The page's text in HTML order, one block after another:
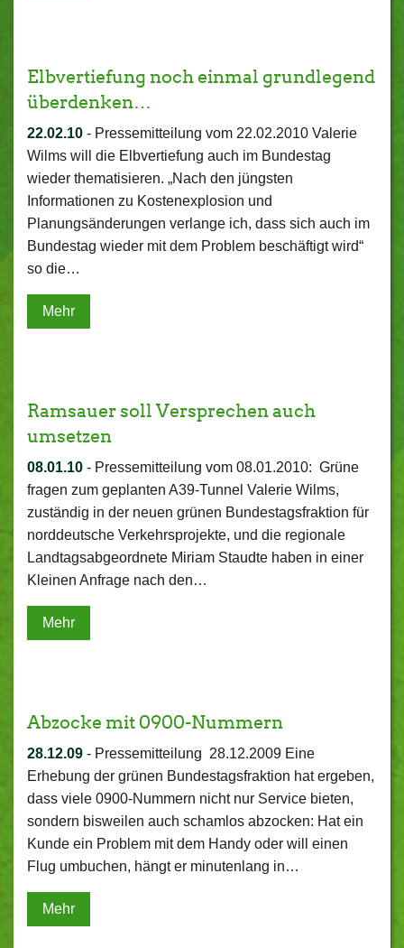
Elbvertiefung noch einmal grundlegend
überdenken…
22.02.10 - Pressemitteilung vom 22.02.2010 Valerie
Wilms will die Elbvertiefung auch im Bundestag
wieder thematisieren. „Nach den jüngsten
Informationen zu Kostenexplosion und
Planungsänderungen verlange ich, dass sich auch im
Bundestag wieder mit dem Problem beschäftigt wird“
so die…
Mehr
Ramsauer soll Versprechen auch
umsetzen
08.01.10 - Pressemitteilung vom 08.01.2010: Grüne
fragen zum geplanten A39-Tunnel Valerie Wilms,
zuständig in der neuen grünen Bundestagsfraktion für
norddeutsche Verkehrsprojekte, und die regionale
Landtagsabgeordnete Miriam Staudte haben in einer
Kleinen Anfrage nach den…
Mehr
Abzocke mit 0900-Nummern
28.12.09 - Pressemitteilung 28.12.2009 Eine
Erhebung der grünen Bundestagsfraktion hat ergeben,
dass viele 0900-Nummern nicht nur Service bieten,
sondern bisweilen auch schamlos abzocken: Hat ein
Kunde ein Problem mit dem Handy oder will einen
Flug umbuchen, hängt er minutenlang in…
Mehr